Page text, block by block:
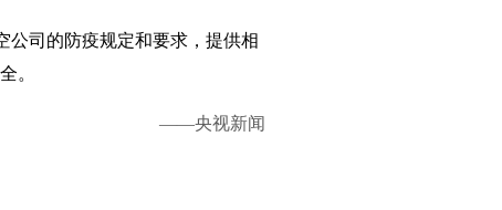
公司的防疫规定和要求，提供相
。
——央视新闻